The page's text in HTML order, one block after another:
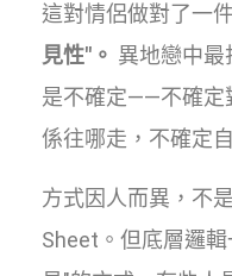
這對情侶做對了一
見性"。 異地戀中最
是不確定——不確定
係往哪走，不確定
方式因人而異，不
Sheet。但底層邏